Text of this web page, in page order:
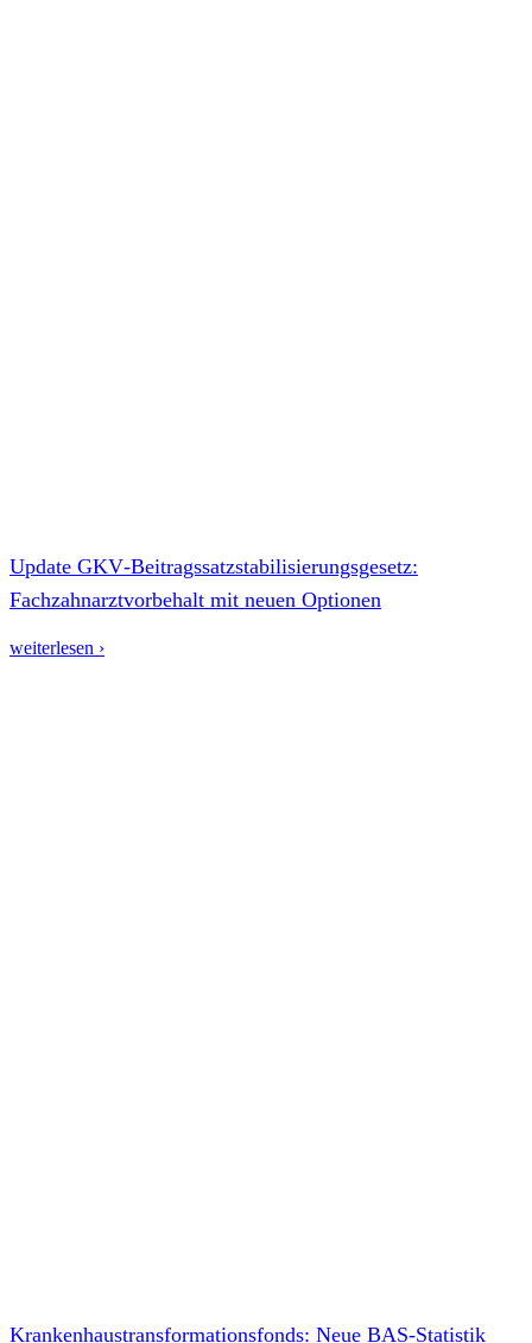
Update GKV‑Beitragssatzstabilisierungsgesetz:
Fachzahnarztvorbehalt mit neuen Optionen
weiterlesen ›
Krankenhaustransformationsfonds: Neue BAS-Statistik